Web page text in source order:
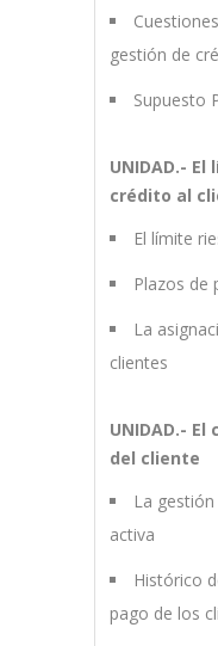
gestión de
Supuesto
UNIDAD.-
crédito al
El límite
Plazos de
La
clientes
UNIDAD.-
del cliente
La
activa
Histórico
pago de los